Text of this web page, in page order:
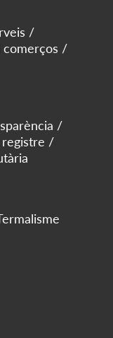
comerços